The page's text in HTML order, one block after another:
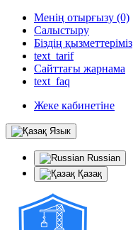
Менің отырғызу (0)
Салыстыру
Біздің қызметтеріміз
text_tarif
Сайттағы жарнама
text_faq
Жеке кабинетіне
Язык
Russian
Қазақ